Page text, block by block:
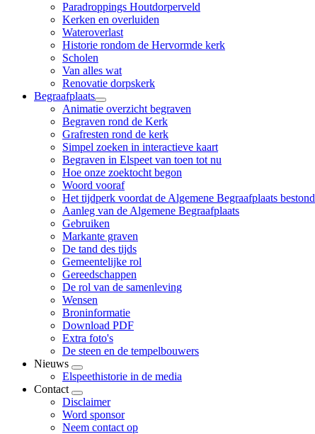
Paradroppings Houtdorperveld
Kerken en overluiden
Wateroverlast
Historie rondom de Hervormde kerk
Scholen
Van alles wat
Renovatie dorpskerk
Begraafplaats
Animatie overzicht begraven
Begraven rond de Kerk
Grafresten rond de kerk
Simpel zoeken in interactieve kaart
Begraven in Elspeet van toen tot nu
Hoe onze zoektocht begon
Woord vooraf
Het tijdperk voordat de Algemene Begraafplaats bestond
Aanleg van de Algemene Begraafplaats
Gebruiken
Markante graven
De tand des tijds
Gemeentelijke rol
Gereedschappen
De rol van de samenleving
Wensen
Broninformatie
Download PDF
Extra foto's
De steen en de tempelbouwers
Nieuws
Elspeethistorie in de media
Contact
Disclaimer
Word sponsor
Neem contact op